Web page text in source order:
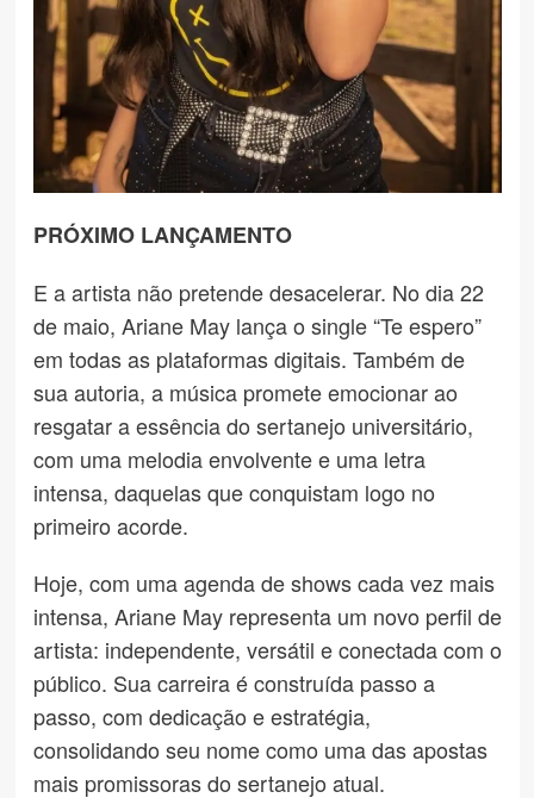
PRÓXIMO LANÇAMENTO
E a artista não pretende desacelerar. No dia 22
de maio, Ariane May lança o single “Te espero”
em todas as plataformas digitais. Também de
sua autoria, a música promete emocionar ao
resgatar a essência do sertanejo universitário,
com uma melodia envolvente e uma letra
intensa, daquelas que conquistam logo no
primeiro acorde.
Hoje, com uma agenda de shows cada vez mais
intensa, Ariane May representa um novo perfil de
artista: independente, versátil e conectada com o
público. Sua carreira é construída passo a
passo, com dedicação e estratégia,
consolidando seu nome como uma das apostas
mais promissoras do sertanejo atual.